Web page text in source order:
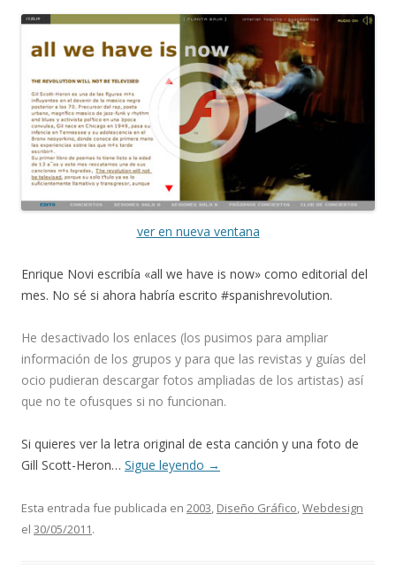
ver en nueva ventana
Enrique Novi escribía «all we have is now» como editorial del
mes. No sé si ahora habría escrito #spanishrevolution.
He desactivado los enlaces (los pusimos para ampliar
información de los grupos y para que las revistas y guías del
ocio pudieran descargar fotos ampliadas de los artistas) así
que no te ofusques si no funcionan.
Si quieres ver la letra original de esta canción y una foto de
Gill Scott-Heron… Sigue leyendo →
Esta entrada fue publicada en 2003, Diseño Gráfico,Webdesign
el 30/05/2011.